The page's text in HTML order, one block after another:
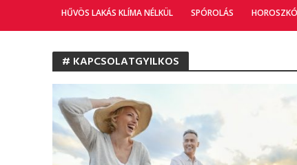
HŰVÖS LAKÁS KLÍMA NÉLKÜL SPÓROLÁS
# KAPCSOLATGYILKOS